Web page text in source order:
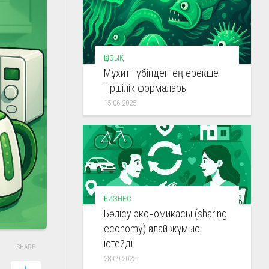
SHARE
ҚЫЗЫҚ
Мұхит түбіндегі ең ерекше
тіршілік формалары
15.06.2025
БИЗНЕС
Бөлісу экономикасы (sharing
economy) қалай жұмыс
істейді
28.09.2025